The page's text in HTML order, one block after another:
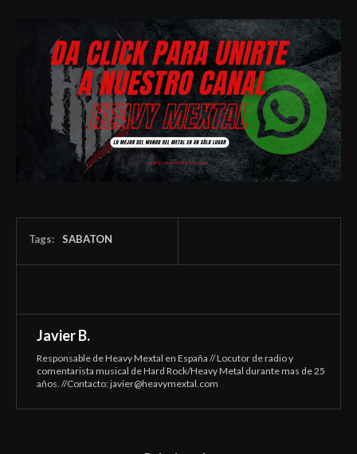
Tags: SABATON
Javier B.
Responsable de Heavy Mextal en España // Locutor de radio y
comentarista musical de Hard Rock/Heavy Metal durante mas de 25
años. //Contacto:javier@heavymextal.com